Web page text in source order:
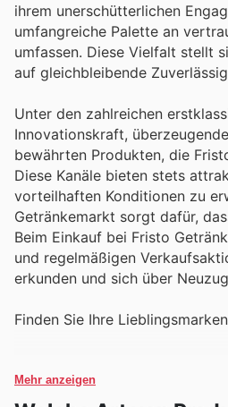
ihrem unerschütterlichen
umfangreiche Palette an
umfassen. Diese Vielfalt stellt
auf gleichbleibende
Unter den zahlreichen
Innovationskraft,
bewährten Produkten, die
Diese Kanäle bieten stets
vorteilhaften Konditionen zu
Getränkemarkt sorgt dafür,
Beim Einkauf bei Fristo
und regelmäßigen
erkunden und sich über
Finden Sie Ihre
Mehr anzeigen